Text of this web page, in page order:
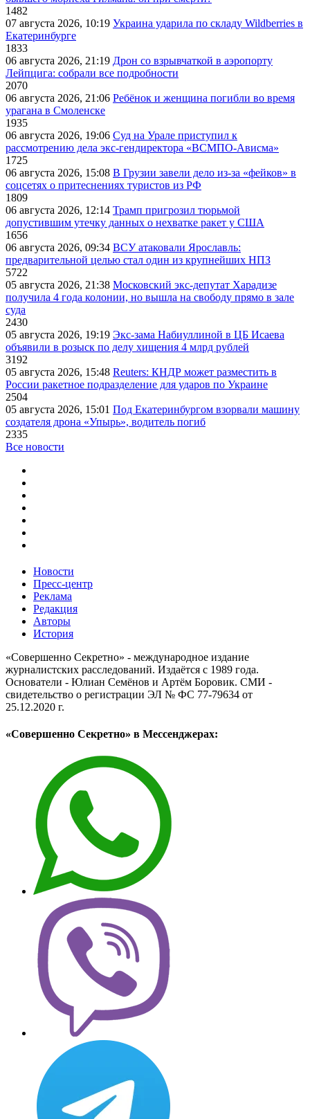
1482
07 августа 2026, 10:19 Украина ударила по складу Wildberries в
Екатеринбурге
1833
06 августа 2026, 21:19 Дрон со взрывчаткой в аэропорту
Лейпцига: собрали все подробности
2070
06 августа 2026, 21:06 Ребёнок и женщина погибли во время
урагана в Смоленске
1935
06 августа 2026, 19:06 Суд на Урале приступил к
рассмотрению дела экс-гендиректора «ВСМПО-Ависма»
1725
06 августа 2026, 15:08 В Грузии завели дело из-за «фейков» в
соцсетях о притеснениях туристов из РФ
1809
06 августа 2026, 12:14 Трамп пригрозил тюрьмой
допустившим утечку данных о нехватке ракет у США
1656
06 августа 2026, 09:34 ВСУ атаковали Ярославль:
предварительной целью стал один из крупнейших НПЗ
5722
05 августа 2026, 21:38 Московский экс-депутат Харадизе
получила 4 года колонии, но вышла на свободу прямо в зале
суда
2430
05 августа 2026, 19:19 Экс-зама Набиуллиной в ЦБ Исаева
объявили в розыск по делу хищения 4 млрд рублей
3192
05 августа 2026, 15:48 Reuters: КНДР может разместить в
России ракетное подразделение для ударов по Украине
2504
05 августа 2026, 15:01 Под Екатеринбургом взорвали машину
создателя дрона «Упырь», водитель погиб
2335
Все новости
Новости
Пресс-центр
Реклама
Редакция
Авторы
История
«Совершенно Секретно» - международное издание
журналистских расследований. Издаётся с 1989 года.
Основатели - Юлиан Семёнов и Артём Боровик. CМИ -
свидетельство о регистрации ЭЛ № ФС 77-79634 от
25.12.2020 г.
«Совершенно Секретно» в Мессенджерах: